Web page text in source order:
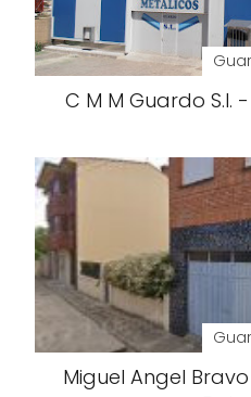
C M M Guardo S.l.
Miguel Angel